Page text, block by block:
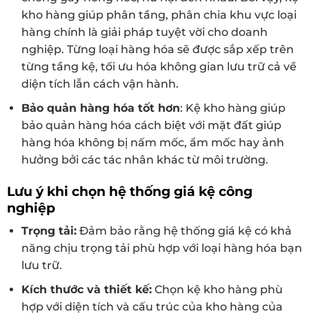
kho hàng giúp phân tầng, phân chia khu vực loại
hàng chính là giải pháp tuyệt vời cho doanh
nghiệp. Từng loại hàng hóa sẽ được sắp xếp trên
từng tầng kệ, tối ưu hóa không gian lưu trữ cả về
diện tích lẫn cách vận hành.
Bảo quản hàng hóa tốt hơn: Kệ kho hàng giúp
bảo quản hàng hóa cách biệt với mặt đất giúp
hàng hóa không bị nấm mốc, ẩm mốc hay ảnh
hưởng bởi các tác nhân khác từ môi trường.
Lưu ý khi chọn hệ thống giá kệ công
nghiệp
Trọng tải:Đảm bảo rằng hệ thống giá kệ có khả
năng chịu trọng tải phù hợp với loại hàng hóa bạn
lưu trữ.
Kích thước và thiết kế:Chọn kệ kho hàng phù
hợp với diện tích và cấu trúc của kho hàng của